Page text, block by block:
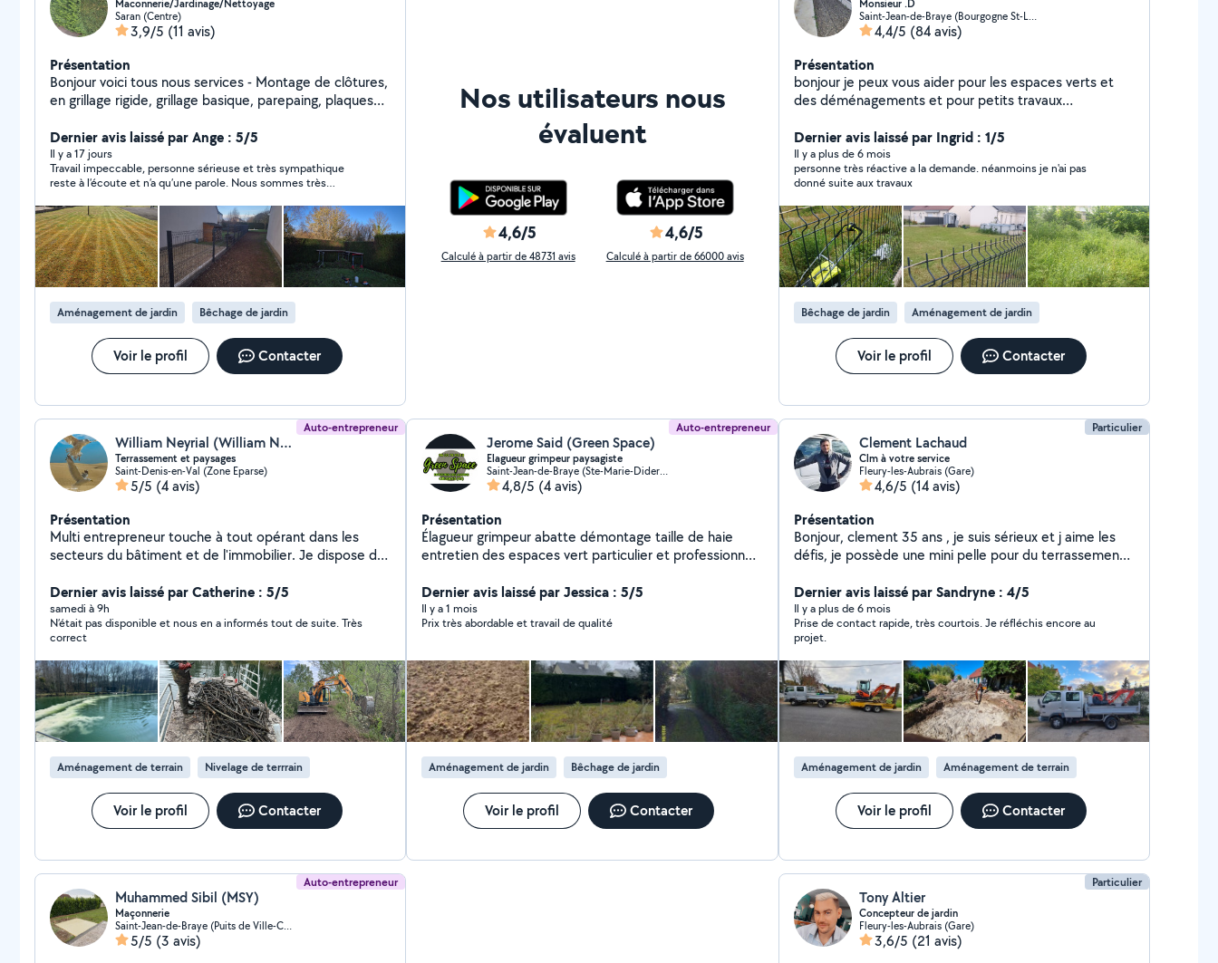
Maconnerie/Jardinage/Nettoyage
Saran (Centre)
3,9/5 (11 avis)
Présentation
Bonjour voici tous nous services - Montage de clôtures,
en grillage rigide, grillage basique, parepaing, plaques
Montage de tous types des meubles - Pose des pavés
et dalles - Terrasse - Entretien des jardins - Passage de
la tondeuse et debrouissalleuse - Taille des haies -
Nettoyage des vitres chez les professionnels ou
particuliers - Nettoyage chez les particuliers -
Nettoyage haute pression - Nettoyage mécanisé -
Entretien des bureaux - etc ...... Societe avec une
qualité irréprochable - travail soigné - réactivité rapide -
travail propre Devis gratuit N'hésitez pas a prendre
contact avec nous
Dernier avis laissé par Ange : 5/5
Il y a 17 jours
Travail impeccable, personne sérieuse et très sympathique
reste à l’écoute et n’a qu’une parole. Nous sommes très
travaux
Aménagement de jardin Bêchage de jardin
Voir le profil Contacter
Nos utilisateurs nous
évaluent
4,6/5
Calculé à partir de 48731 avis
4,6/5
Calculé à partir de 66000 avis
Monsieur .D
Saint-Jean-de-Braye (Bourgogne St-Loup-Armenault Châtaigniers)
4,4/5 (84 avis)
Présentation
bonjour je peux vous aider pour les espaces verts et
des déménagements et pour petits travaux
Dernier avis laissé par Ingrid : 1/5
Il y a plus de 6 mois
personne très réactive a la demande. néanmoins je n'ai pas
donné suite aux travaux
Bêchage de jardin Aménagement de jardin
Voir le profil Contacter
Auto-entrepreneur
William Neyrial (William Neyrial)
Terrassement et paysages
Saint-Denis-en-Val (Zone Eparse)
5/5 (4 avis)
Présentation
Multi entrepreneur touche à tout opérant dans les
secteurs du bâtiment et de l'immobilier. Je dispose de
fourgon, remorque, broyeur n'hésitez pas à le solliciter.
Si je suis disponible je pourrais vous rendre service avec
plaisir ! Vous pouvez me consulter pour : - tout travaux
de terrassement - création de chemins, de cours, de
parking - terrains de pétanque, terrassement piscine -
démolitions - aménagements paysagers - arrachage de
haies et de souches d'arbres - évacuation de terre et
de gravats - viabilisations - installations electriques -
arrosages automatiques - traitements de pièces d'eau
et d'étangs
Dernier avis laissé par Catherine : 5/5
samedi à 9h
N’était pas disponible et nous en a informés tout de suite. Très
correct
Aménagement de terrain Nivelage de terrrain
Voir le profil Contacter
Auto-entrepreneur
Jerome Said (Green Space)
Elagueur grimpeur paysagiste
Saint-Jean-de-Braye (Ste-Marie-Diderot-Richaudière-Frédeville)
4,8/5 (4 avis)
Présentation
Élagueur grimpeur abatte démontage taille de haie
entretien des espaces vert particulier et professionnel
déplace J'accepte les paiement en cessu et ecessu et
je pratique le -50% d'impôt
Dernier avis laissé par Jessica : 5/5
Il y a 1 mois
Prix très abordable et travail de qualité
Aménagement de jardin Bêchage de jardin
Voir le profil Contacter
Particulier
Clement Lachaud
Clm à votre service
Fleury-les-Aubrais (Gare)
4,6/5 (14 avis)
Présentation
Bonjour, clement 35 ans , je suis sérieux et j aime les
défis, je possède une mini pelle pour du terrassement
végétaux ou pleins d autres choses et possibilités
Dernier avis laissé par Sandryne : 4/5
Il y a plus de 6 mois
Prise de contact rapide, très courtois. Je réfléchis encore au
projet.
Aménagement de jardin Aménagement de terrain
Voir le profil Contacter
Auto-entrepreneur
Muhammed Sibil (MSY)
Maçonnerie
Saint-Jean-de-Braye (Puits de Ville-Centre Ville)
5/5 (3 avis)
Particulier
Tony Altier
Concepteur de jardin
Fleury-les-Aubrais (Gare)
3,6/5 (21 avis)